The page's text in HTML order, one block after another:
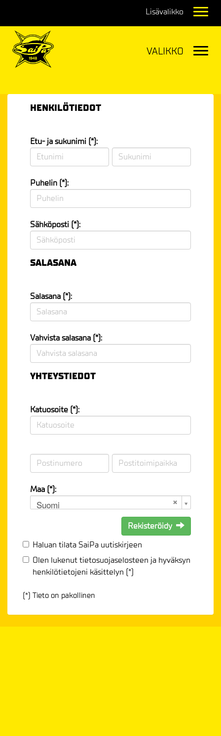
HENKILÖTIEDOT
Etu- ja sukunimi (*):
Puhelin (*):
Sähköposti (*):
SALASANA
Salasana (*):
Vahvista salasana (*):
YHTEYSTIEDOT
Katuosoite (*):
Maa (*):
Suomi
Rekisteröidy
Haluan tilata SaiPa uutiskirjeen
Olen lukenuttietosuojaselosteen ja hyväksyn
henkilötietojeni käsittelyn (*)
(*) Tieto on pakollinen